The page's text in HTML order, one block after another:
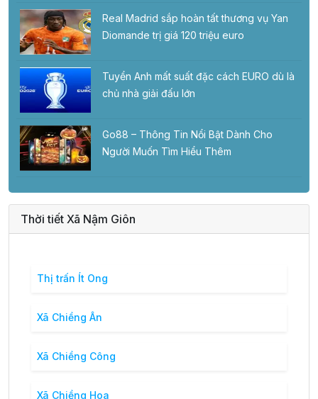
Real Madrid sắp hoàn tất thương vụ Yan
Diomande trị giá 120 triệu euro
Tuyển Anh mất suất đặc cách EURO dù là
chủ nhà giải đấu lớn
Go88 – Thông Tin Nổi Bật Dành Cho
Người Muốn Tìm Hiểu Thêm
Thời tiết Xã Nậm Giôn
Thị trấn Ít Ong
Xã Chiềng Ân
Xã Chiềng Công
Xã Chiềng Hoa